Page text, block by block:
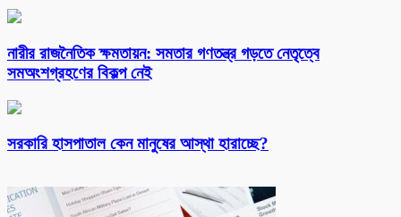
নারীর রাজনৈতিক ক্ষমতায়ন: সমতার গণতন্ত্র গড়তে নেতৃত্বে
সমঅংশগ্রহণের বিকল্প নেই
সরকারি হাসপাতাল কেন মানুষের আস্থা হারাচ্ছে?